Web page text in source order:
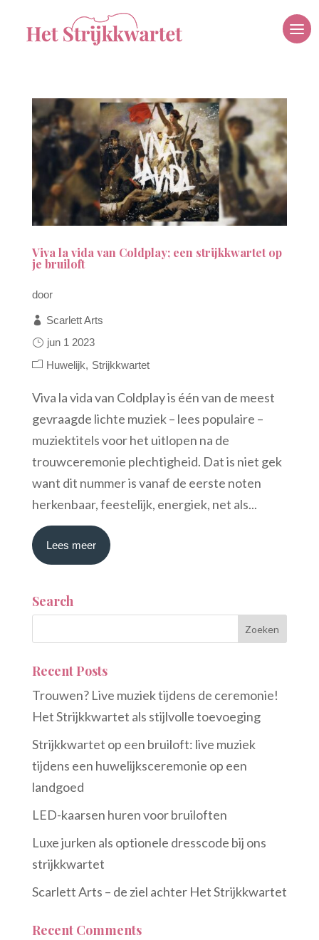
Viva la vida van Coldplay; een strijkkwartet op
je bruiloft
door
Scarlett Arts
jun 1 2023
Huwelijk
Strijkkwartet
Viva la vida van Coldplay is één van de meest
gevraagde lichte muziek – lees populaire –
muziektitels voor het uitlopen na de
trouwceremonie plechtigheid. Dat is niet gek
want dit nummer is vanaf de eerste noten
herkenbaar, feestelijk, energiek, net als...
Lees meer
Search
Recent Posts
Trouwen? Live muziek tijdens de ceremonie!
Het Strijkkwartet als stijlvolle toevoeging
Strijkkwartet op een bruiloft: live muziek
tijdens een huwelijksceremonie op een
landgoed
LED-kaarsen huren voor bruiloften
Luxe jurken als optionele dresscode bij ons
strijkkwartet
Scarlett Arts – de ziel achter Het Strijkkwartet
Recent Comments